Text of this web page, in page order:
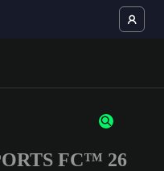
or numbers
FC™ 26